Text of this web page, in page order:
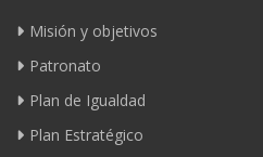
Misión y objetivos
Patronato
Plan de Igualdad
Plan Estratégico